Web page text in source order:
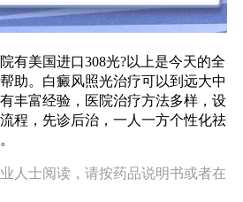
美国进口308光?以上是今天的全
助。白癜风照光治疗可以到远大中
丰富经验，医院治疗方法多样，设
程，先诊后治，一人一方个性化祛
人士阅读，请按药品说明书或者在